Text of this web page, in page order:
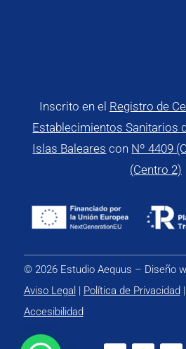
Inscrito en el Registro de
Establecimientos Sanitarios
Islas Baleares con Nº 4409
(Centro 2)
© 2026 Estudio Aequus – Diseño
Aviso Legal | Política de Privacidad |
Accesibilidad